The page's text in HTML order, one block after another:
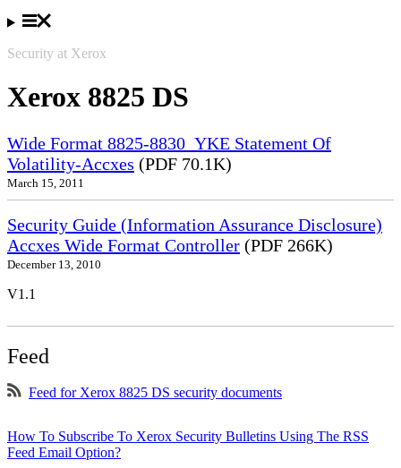
Security at Xerox
Xerox 8825 DS
Wide Format 8825-8830_YKE Statement Of
Volatility-Accxes (PDF 70.1K)
March 15, 2011
Security Guide (Information Assurance Disclosure)
Accxes Wide Format Controller (PDF 266K)
December 13, 2010
V1.1
Feed
Feed for Xerox 8825 DS security documents
How To Subscribe To Xerox Security Bulletins Using The RSS
Feed Email Option?